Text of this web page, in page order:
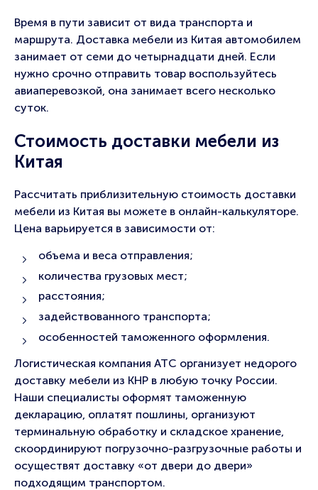
Время в пути зависит от вида транспорта и
маршрута. Доставка мебели из Китая автомобилем
занимает от семи до четырнадцати дней. Если
нужно срочно отправить товар воспользуйтесь
авиаперевозкой, она занимает всего несколько
суток.
Стоимость доставки мебели из
Китая
Рассчитать приблизительную стоимость доставки
мебели из Китая вы можете в онлайн-калькуляторе.
Цена варьируется в зависимости от:
объема и веса отправления;
количества грузовых мест;
расстояния;
задействованного транспорта;
особенностей таможенного оформления.
Логистическая компания АТС организует недорого
доставку мебели из КНР в любую точку России.
Наши специалисты оформят таможенную
декларацию, оплатят пошлины, организуют
терминальную обработку и складское хранение,
скоординируют погрузочно-разгрузочные работы и
осуществят доставку «от двери до двери»
подходящим транспортом.